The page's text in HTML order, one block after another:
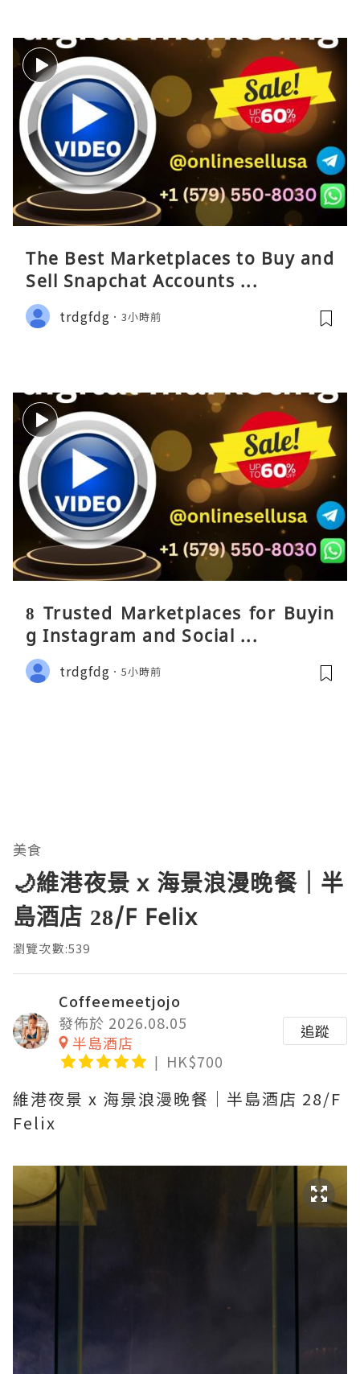
The Best Marketplaces to Buy and
Sell Snapchat Accounts ...
trdgfdg 3小時前
8 Trusted Marketplaces for Buyin
g Instagram and Social ...
trdgfdg 5小時前
美食
🌙維港夜景 x 海景浪漫晚餐｜半
島酒店 28/F Felix
瀏覽次數:539
Coffeemeetjojo
發佈於 2026.08.05
半島酒店
HK$700
追蹤
維港夜景 x 海景浪漫晚餐｜半島酒店 28/F
Felix